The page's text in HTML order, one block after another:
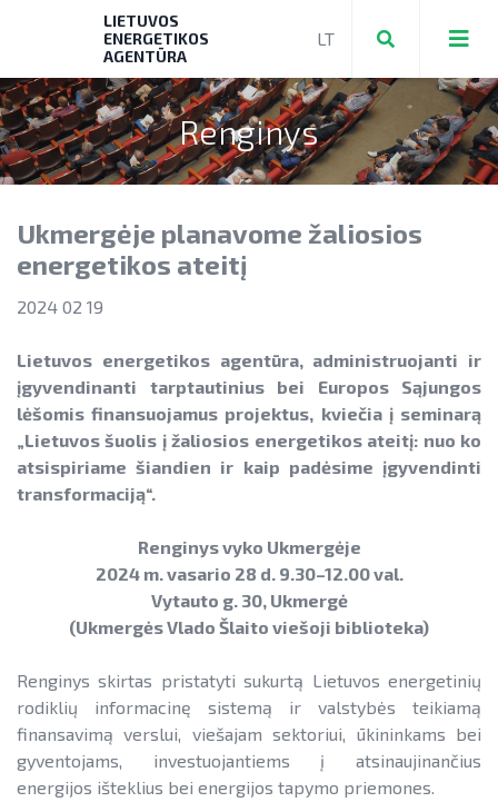
Teikti ir valdyti paraiškas bei mokėjimo
Mokėjimo prašymų formos, dokumentai
► PRIVAČIŲ ELEKTROMOBILIŲ ĮKROVIMO
► KATILŲ KEITIMAS
► PARAMA ENERGIJOS KAUPIMO
ĮRENGINIAMS
► PARAMA SAULĖS ELEKTRINĖMS
SAUSUMOJE
Reklaminiai paveikslėliai (baneriai)
paramai viešinti
Aktuali AEI statistika
energijos kaupimo įrenginių kainos
Energetikos bendrijos
Jūrinės vėjo energetikos plėtra
Vandenilis
Pažangos skatinant AEI plėtrą
ataskaitos ir kiti dokumentai
AEI transporte
įrenginius
AIE gamybos įrenginių montuotojų
atestavimo sistema
Savivaldybių AIE naudojimo plėtros
NEKS veiksmų plano įgyvendinimo
stebėsena
Energetika išsamiai
Elektros energetikos sektorius
Gamtinių dujų sektorius
Degalų ir naftos sektorius
Kelių transporto sektorius
Informacija apie paslaugų teikimą
LIFE IP EnerLIT
ENSMOV Plus
PA Energy
CompositeCircle
LEAPto11
StreamSAVEplus
EVE didinimo veiksmų planas
Pažangos įgyvendinant EVE tikslus
ataskaitos
Energijos tiekėjų ir įmonių sutaupymo
susitarimų įgyvendinimas
LIETUVOS
ENERGETIKOS
AGENTŪRA
Renginys
Ukmergėje planavome žaliosios
energetikos ateitį
2024 02 19
Lietuvos energetikos agentūra, administruojanti ir
įgyvendinanti tarptautinius bei Europos Sąjungos
lėšomis finansuojamus projektus, kviečia į seminarą
„Lietuvos šuolis į žaliosios energetikos ateitį: nuo ko
atsispiriame šiandien ir kaip padėsime įgyvendinti
transformaciją“.
Renginys vyko Ukmergėje
2024 m. vasario 28 d. 9.30–12.00 val.
Vytauto g. 30, Ukmergė
(Ukmergės Vlado Šlaito viešoji biblioteka)
Renginys skirtas pristatyti sukurtą Lietuvos energetinių
rodiklių informacinę sistemą ir valstybės teikiamą
finansavimą verslui, viešajam sektoriui, ūkininkams bei
gyventojams, investuojantiems į atsinaujinančius
energijos išteklius bei energijos tapymo priemones.